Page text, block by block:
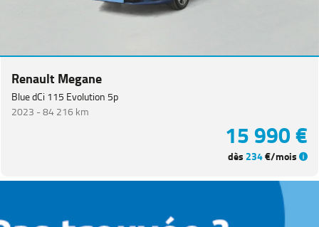
Renault Megane
Blue dCi 115 Evolution 5p
2023 -84 216 km
15 990 €
dès 234€/mois